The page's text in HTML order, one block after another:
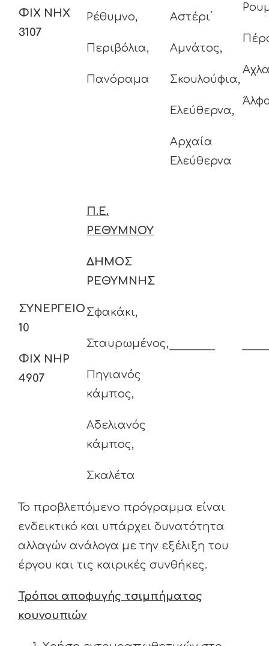
ΦΙΧ ΝΗΧ
3107
Ρέθυμνο,
Περιβόλια,
Πανόραμα
Αστέρι΄
Αμνάτος,
Σκουλούφια,
Ελεύθερνα,
Αρχαία
Ελεύθερνα
ΣΥΝΕΡΓΕΙΟ
10
ΦΙΧ ΝΗΡ
4907
Π.Ε.
ΡΕΘΥΜΝΟΥ
ΔΗΜΟΣ
ΡΕΘΥΜΝΗΣ
Σφακάκι,
Σταυρωμένος,
Πηγιανός
κάμπος,
Αδελιανός
κάμπος,
Σκαλέτα
————-
Το προβλεπόμενο πρόγραμμα είναι
ενδεικτικό και υπάρχει δυνατότητα
αλλαγών ανάλογα με την εξέλιξη του
έργου και τις καιρικές συνθήκες.
Τρόποι αποφυγής τσιμπήματος
κουνουπιών